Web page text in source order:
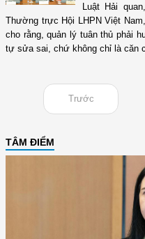
Luật Hải
Thường trực Hội LHPN Việt
cho rằng, quản lý tuân thủ phải
tự sửa sai, chứ không chỉ là căn
Trước
TÂM ĐIỂM